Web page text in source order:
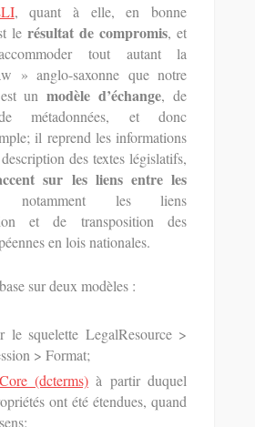
, quant à elle, en bonne
le résultat de compromis, et
tout autant la
» anglo-saxonne que notre
unmodèle d’échange, de
métadonnées, et donc
il reprend les informations
des textes législatifs,
sur les liens entre les
les liens
et de transposition des
en lois nationales.
sur deux modèles :
le squelette LegalResource >
> Format;
(dcterms) à partir duquel
ont été étendues, quand